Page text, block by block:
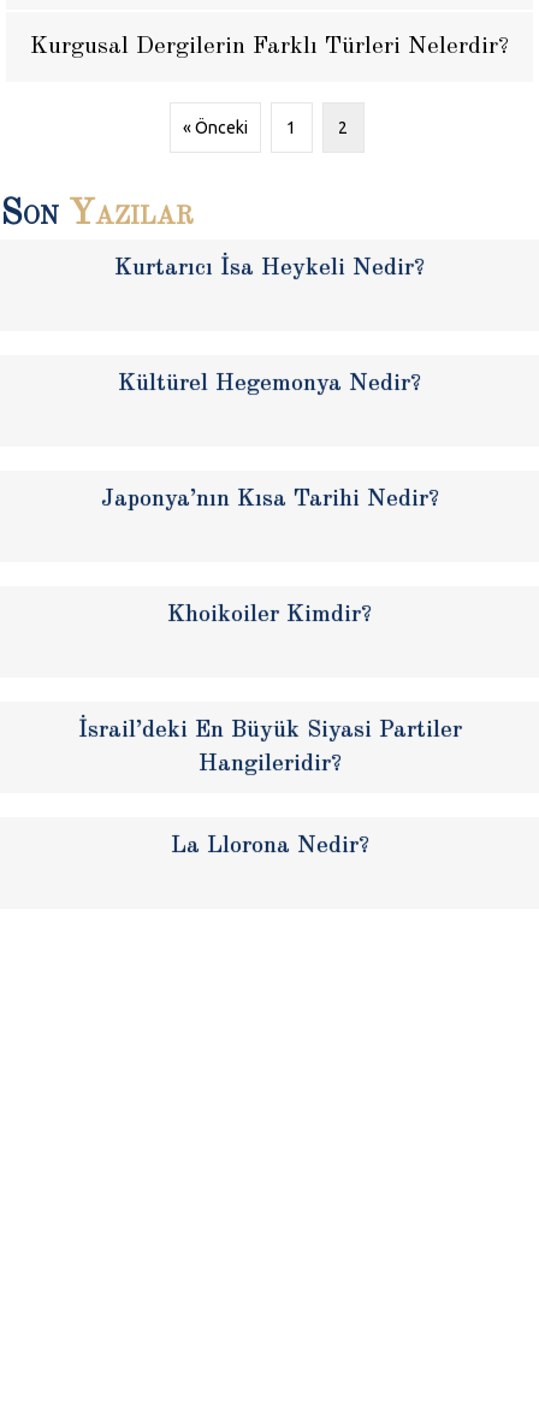
Kurgusal Dergilerin Farklı Türleri Nelerdir?
« Önceki 1 2
Son Yazılar
Kurtarıcı İsa Heykeli Nedir?
Kültürel Hegemonya Nedir?
Japonya’nın Kısa Tarihi Nedir?
Khoikoiler Kimdir?
İsrail’deki En Büyük Siyasi Partiler
Hangileridir?
La Llorona Nedir?